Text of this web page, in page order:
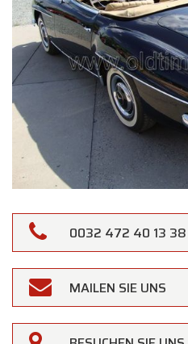
0032 472 40 13 38
MAILEN SIE UNS
Oldtimerfarm
Liebe Kundinnen und